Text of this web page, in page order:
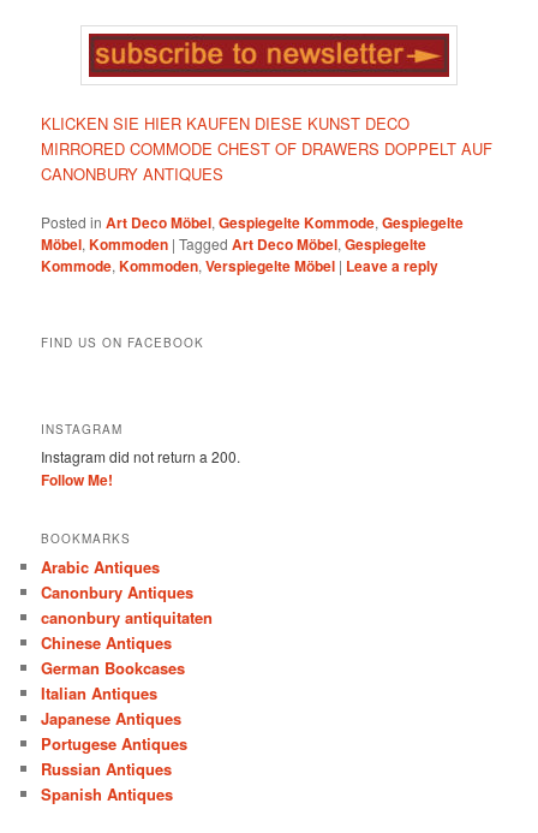
KLICKEN SIE HIER KAUFEN DIESE KUNST DECO
MIRRORED COMMODE CHEST OF DRAWERS DOPPELT AUF
CANONBURY ANTIQUES
Posted in Art Deco Möbel,Gespiegelte Kommode,Gespiegelte
Möbel,Kommoden |Tagged Art Deco Möbel,Gespiegelte
Kommode,Kommoden,Verspiegelte Möbel | Leave a reply
FIND US ON FACEBOOK
INSTAGRAM
Instagram did not return a 200.
Follow Me!
BOOKMARKS
Arabic Antiques
Canonbury Antiques
canonbury antiquitaten
Chinese Antiques
German Bookcases
Italian Antiques
Japanese Antiques
Portugese Antiques
Russian Antiques
Spanish Antiques